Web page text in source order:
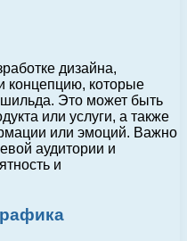
дизайна,
концепцию, которые
Это может быть
или услуги, а также
или эмоций. Важно
аудитории и
и